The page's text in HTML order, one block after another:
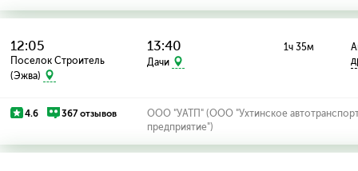
12:05
Поселок Строитель
(Эжва)
13:40
Дачи
1ч 35м
4.6 367 отзывов
ООО "УАТП" (ООО "Ухтинское
предприятие")